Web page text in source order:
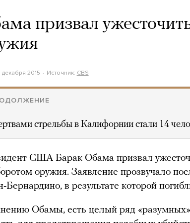
призвал
декабря 2015 Источник: CBS
стрельбы в Калифорнии стали 14
США Барак Обама призвал
оружия. Заявление прозвучало
Бернардино, в результате которой
Обамы, есть целый ряд